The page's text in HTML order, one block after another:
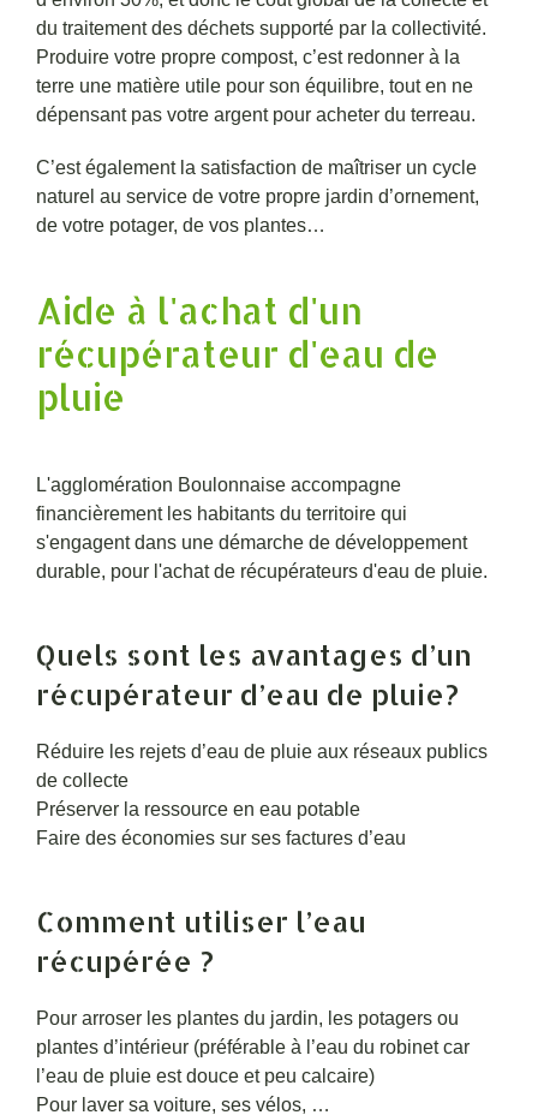
du traitement des déchets supporté par la collectivité.
Produire votre propre compost, c’est redonner à la
terre une matière utile pour son équilibre, tout en ne
dépensant pas votre argent pour acheter du terreau.
C’est également la satisfaction de maîtriser un cycle
naturel au service de votre propre jardin d’ornement,
de votre potager, de vos plantes…
Aide à l'achat d'un
récupérateur d'eau de
pluie
L'agglomération Boulonnaise accompagne
financièrement les habitants du territoire qui
s'engagent dans une démarche de développement
durable, pour l'achat de récupérateurs d'eau de pluie.
Quels sont les avantages d’un
récupérateur d’eau de pluie?
Réduire les rejets d’eau de pluie aux réseaux publics
de collecte
Préserver la ressource en eau potable
Faire des économies sur ses factures d’eau
Comment utiliser l’eau
récupérée ?
Pour arroser les plantes du jardin, les potagers ou
plantes d’intérieur (préférable à l’eau du robinet car
l’eau de pluie est douce et peu calcaire)
Pour laver sa voiture, ses vélos, …